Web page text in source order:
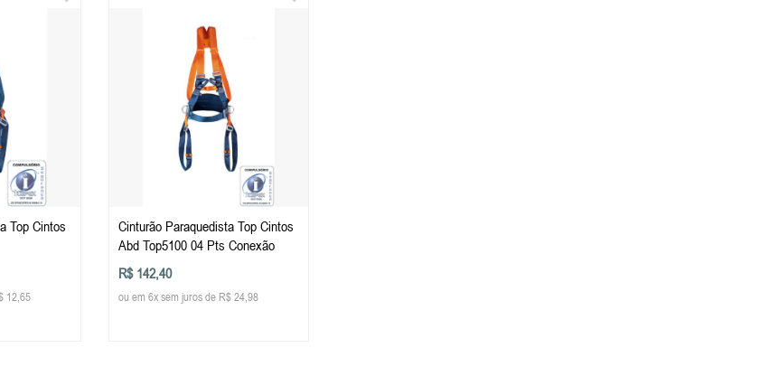
Top Cintos
12,65
Cinturão Paraquedista Top Cintos
Abd Top5100 04 Pts Conexão
R$ 142,40
ou em 6x sem juros de R$ 24,98